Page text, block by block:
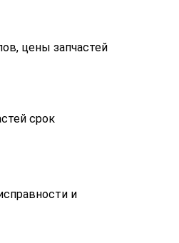
цены запчастей
срок
и